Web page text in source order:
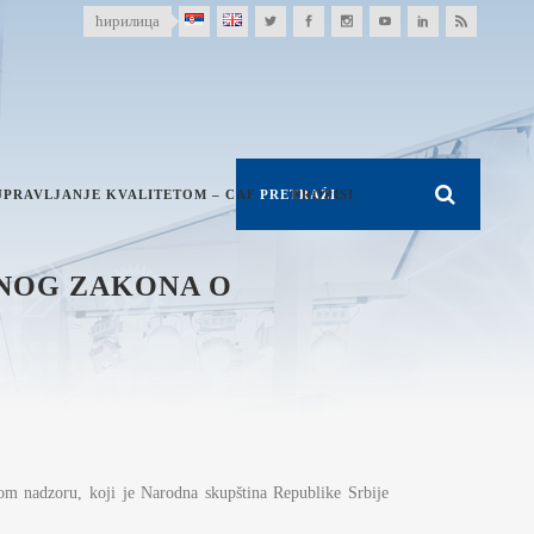
ћирилица
KVALITETOM – CAF PROPISI
ZAKONA O
nadzoru, koji je Narodna skupština Republike Srbije